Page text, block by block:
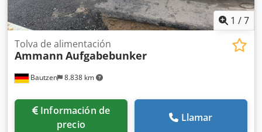
1 /7
Bautzen 8.838 km
Tolva de alimentación
Ammann Aufgabebunker
Información de
precio
Llamar